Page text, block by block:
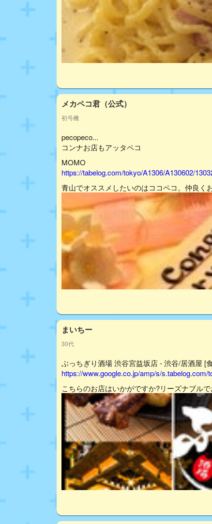
メカペコ君（公式）
初号機
pecopeco...
コンナお店もアッタペコ
MOMO
https://tabelog.com/tokyo/A1306/A130602/
青山でオススメしたいのはココペコ。仲良く
まいちー
30代
ぶっちぎり酒場 渋谷宮益坂店 - 渋谷/居酒屋 [
https://www.google.co.jp/amp/s/
こちらのお店はいかがですか?リーズナブル